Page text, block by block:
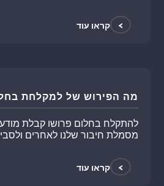
> קראו עוד
מה הפירוש של למקלחת
להתקלח בחלום פרושו קבלת
מסמלת חיבור שלנו לאחרים
> קראו עוד